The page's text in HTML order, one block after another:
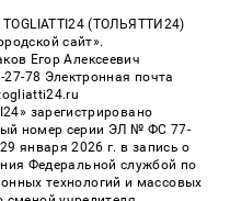
(ТОЛЬЯТТИ24)
сайт».
Егор Алексеевич
78 Электронная почта
зарегистрировано
номер серии ЭЛ № ФС 77-
января 2026 г. в запись о
Федеральной службой по
технологий и массовых